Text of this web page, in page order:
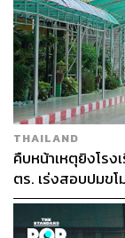
THAILAND
คืบหน้าเหตุยิงโร
ตร. เร่งสอบปมข